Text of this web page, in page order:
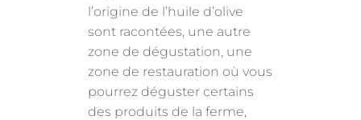
l’origine de l’huile d’olive
sont racontées, une autre
zone de dégustation, une
zone de restauration où vous
pourrez déguster certains
des produits de la ferme,